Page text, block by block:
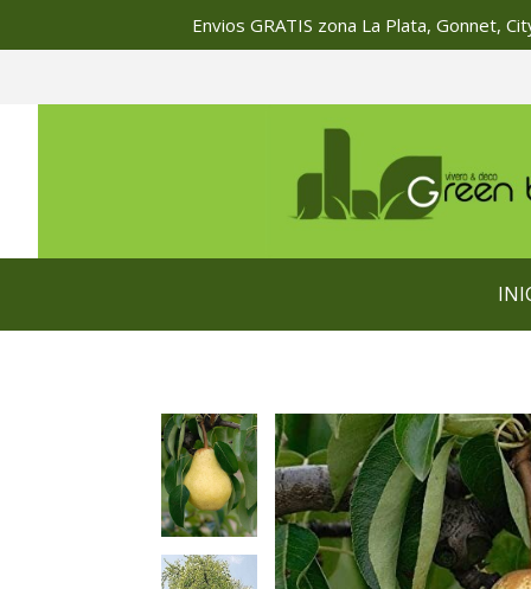
Envios GRATIS zona La Plata, Gonnet,